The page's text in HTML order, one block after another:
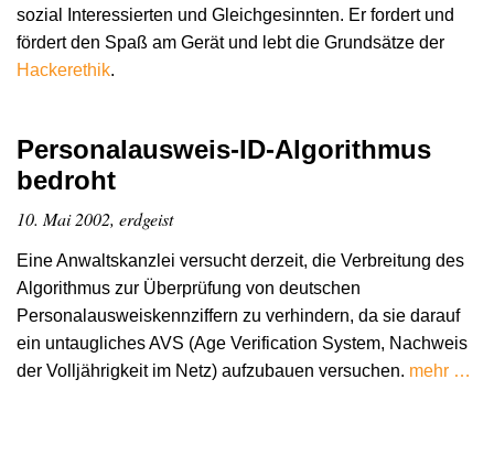
sozial Interessierten und Gleichgesinnten. Er fordert und
fördert den Spaß am Gerät und lebt die Grundsätze der
Hacker­ethik.
Personalausweis-ID-Algorithmus
bedroht
10. Mai 2002, erdgeist
Eine Anwaltskanzlei versucht derzeit, die Verbreitung des
Algorithmus zur Überprüfung von deutschen
Personalausweiskennziffern zu verhindern, da sie darauf
ein untaugliches AVS (Age Verification System, Nachweis
der Volljährigkeit im Netz) aufzubauen versuchen. mehr …